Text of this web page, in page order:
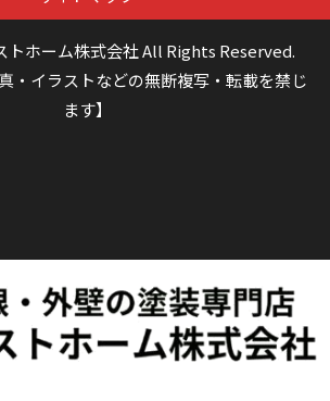
ホーム株式会社 All Rights Reserved.
・イラストなどの無断複写・転載を禁じ
ます】